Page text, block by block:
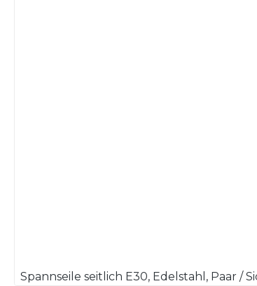
Spannseile seitlich E30, Edelstahl, Paar /